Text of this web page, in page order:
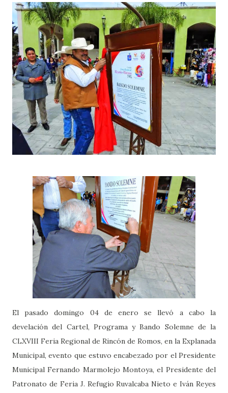
El pasado domingo 04 de enero se llevó a cabo la
develación del Cartel, Programa y Bando Solemne de la
CLXVIII Feria Regional de Rincón de Romos, en la Explanada
Municipal, evento que estuvo encabezado por el Presidente
Municipal Fernando Marmolejo Montoya, el Presidente del
Patronato de Feria J. Refugio Ruvalcaba Nieto e Iván Reyes